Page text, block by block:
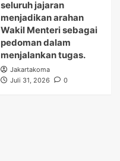
seluruh jajaran
menjadikan arahan
Wakil Menteri sebagai
pedoman dalam
menjalankan tugas.
Jakartakoma
Juli 31, 2026
0